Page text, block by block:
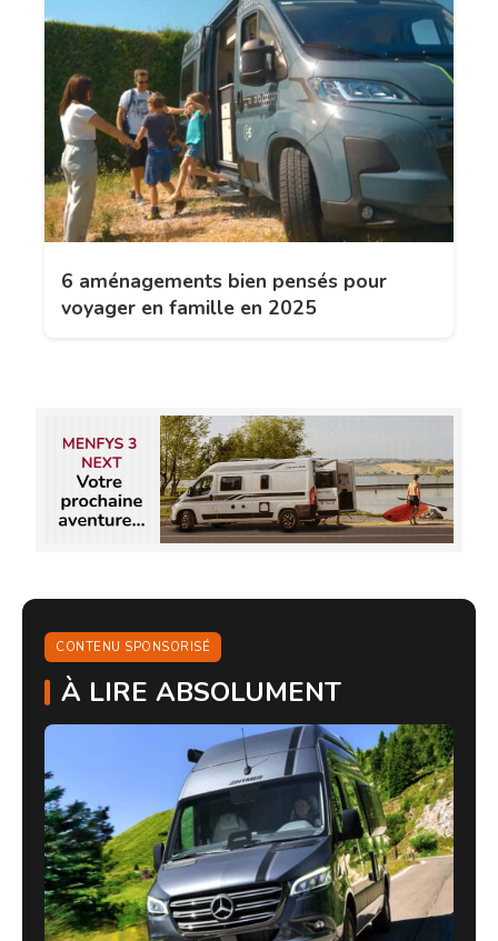
6 aménagements bien pensés pour
voyager en famille en 2025
CONTENU SPONSORISÉ
À LIRE ABSOLUMENT